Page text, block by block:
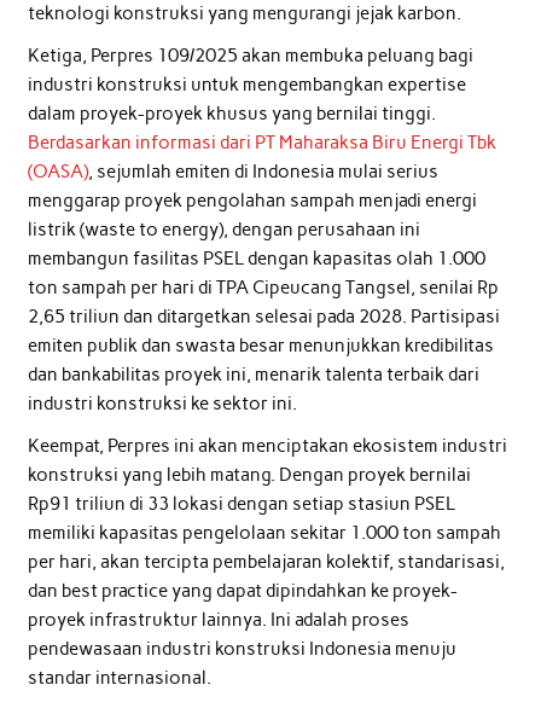
teknologi konstruksi yang mengurangi jejak karbon.
Ketiga, Perpres 109/2025 akan membuka peluang bagi
industri konstruksi untuk mengembangkan expertise
dalam proyek-proyek khusus yang bernilai tinggi.
Berdasarkan informasi dari PT Maharaksa Biru Energi Tbk
(OASA), sejumlah emiten di Indonesia mulai serius
menggarap proyek pengolahan sampah menjadi energi
listrik (waste to energy), dengan perusahaan ini
membangun fasilitas PSEL dengan kapasitas olah 1.000
ton sampah per hari di TPA Cipeucang Tangsel, senilai Rp
2,65 triliun dan ditargetkan selesai pada 2028. Partisipasi
emiten publik dan swasta besar menunjukkan kredibilitas
dan bankabilitas proyek ini, menarik talenta terbaik dari
industri konstruksi ke sektor ini.
Keempat, Perpres ini akan menciptakan ekosistem industri
konstruksi yang lebih matang. Dengan proyek bernilai
Rp91 triliun di 33 lokasi dengan setiap stasiun PSEL
memiliki kapasitas pengelolaan sekitar 1.000 ton sampah
per hari, akan tercipta pembelajaran kolektif, standarisasi,
dan best practice yang dapat dipindahkan ke proyek-
proyek infrastruktur lainnya. Ini adalah proses
pendewasaan industri konstruksi Indonesia menuju
standar internasional.